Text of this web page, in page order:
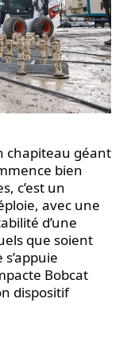
chapiteau géant
bien
c’est un
avec une
d’une
que soient
Bobcat
dispositif